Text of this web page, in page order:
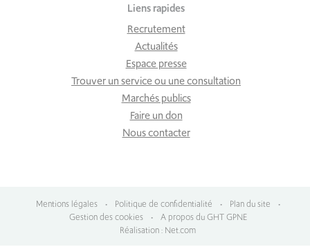
Liens rapides
Recrutement
Actualités
Espace presse
Trouver un service ou une consultation
Marchés publics
Faire un don
Nous contacter
Mentions légales • Politique de confidentialité • Plan du site
•
Gestion des cookies
•
A propos du GHT GPNE
Réalisation : Net.com